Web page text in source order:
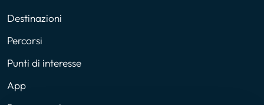
Destinazioni
Percorsi
Punti di interesse
App